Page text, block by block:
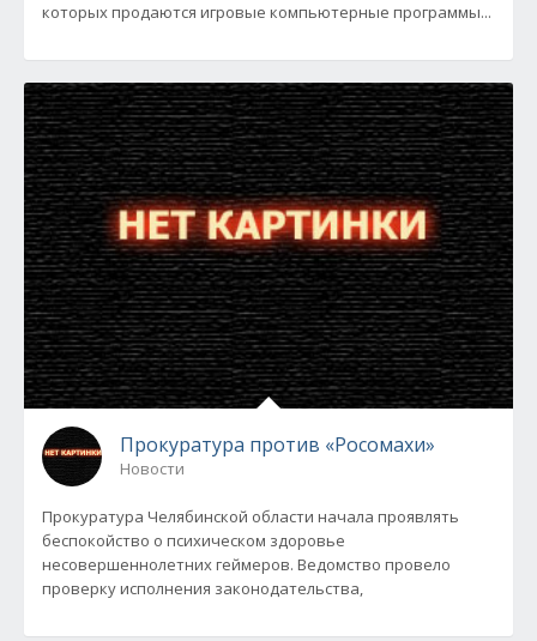
которых продаются игровые компьютерные программы...
Прокуратура против «Росомахи»
Новости
Прокуратура Челябинской области начала проявлять
беспокойство о психическом здоровье
несовершеннолетних геймеров. Ведомство провело
проверку исполнения законодательства,